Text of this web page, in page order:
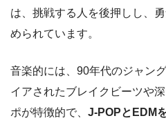
は、挑戦する人を後押しし、
められています。
音楽的には、90年代のジャン
イアされたブレイクビーツや
ポが特徴的で、 J-POPとEDM